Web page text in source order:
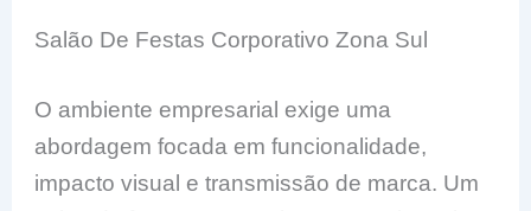
Salão De Festas Corporativo Zona Sul
O ambiente empresarial exige uma
abordagem focada em funcionalidade,
impacto visual e transmissão de marca. Um